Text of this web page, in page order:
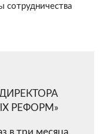
сотрудничества
РЕФОРМ»